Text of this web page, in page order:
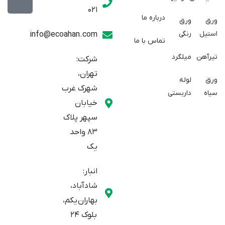
ورق
استیل
تیرآهن
ورق
سیاه
ورق
رنگی
میلگرد
لوله
داربستی
درباره ما
تماس با ما
021
info@ecoahan.com
شرکت:
تهران،
شهرک غرب
خیابان
سپهر پلاک
83 واحد
یک
انبار:
شادآباد،
بهاران یکم،
بلوک 24
g